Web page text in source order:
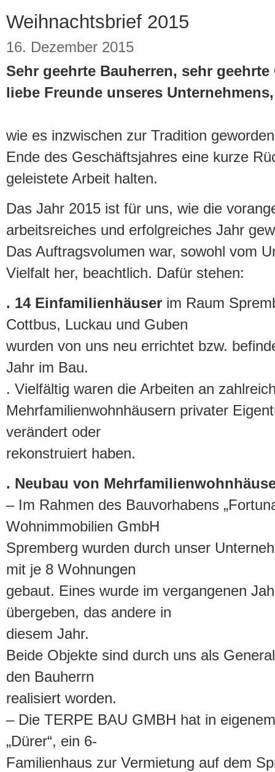
Weihnachtsbrief 2015
16. Dezember 2015
Sehr geehrte Bauherren, sehr
liebe Freunde unseres Unternehmens,
wie es inzwischen zur Tradition
Ende des Geschäftsjahres eine kurze
geleistete Arbeit halten.
Das Jahr 2015 ist für uns, wie die
arbeitsreiches und erfolgreiches Jahr
Das Auftragsvolumen war, sowohl vom
Vielfalt her, beachtlich. Dafür stehen:
. 14 Einfamilienhäuser im Raum
Cottbus, Luckau und Guben
wurden von uns neu errichtet bzw.
Jahr im Bau.
. Vielfältig waren die Arbeiten an
Mehrfamilienwohnhäusern privater
verändert oder
rekonstruiert haben.
. Neubau von
– Im Rahmen des Bauvorhabens
Wohnimmobilien GmbH
Spremberg wurden durch unser
mit je 8 Wohnungen
gebaut. Eines wurde im vergangenen
übergeben, das andere in
diesem Jahr.
Beide Objekte sind durch uns als
den Bauherrn
realisiert worden.
– Die TERPE BAU GMBH hat in
„Dürer“, ein 6-
Familienhaus zur Vermietung auf dem